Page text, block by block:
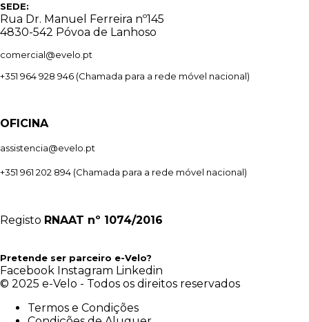
SEDE:
Rua Dr. Manuel Ferreira nº145
4830-542 Póvoa de Lanhoso
comercial@evelo.pt
+351 964 928 946 (Chamada para a rede móvel nacional)
OFICINA
assistencia@evelo.pt
+351 961 202 894 (Chamada para a rede móvel nacional)
Registo RNAAT nº 1074/2016
Pretende ser parceiro e-Velo?
Facebook Instagram Linkedin
© 2025 e-Velo - Todos os direitos reservados
Termos e Condições